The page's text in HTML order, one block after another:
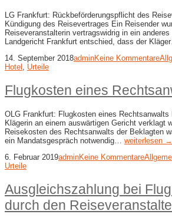
LG Frankfurt: Rückbeförderungspflicht des
Kündigung des Reisevertrages Ein Reisender
Reiseveranstalterin vertragswidrig in ein
Landgericht Frankfurt entschied, dass der
14. September 2018adminKeine Kommentare
Hotel , Urteile
Flugkosten eines
OLG Frankfurt: Flugkosten eines
Klägerin an einem auswärtigen Gericht verklagt
Reisekosten des Rechtsanwalts der Beklagten
ein Mandatsgespräch notwendig… weiterlesen →
6. Februar 2019adminKeine Kommentare
Urteile
Ausgleichszahlung bei
durch den